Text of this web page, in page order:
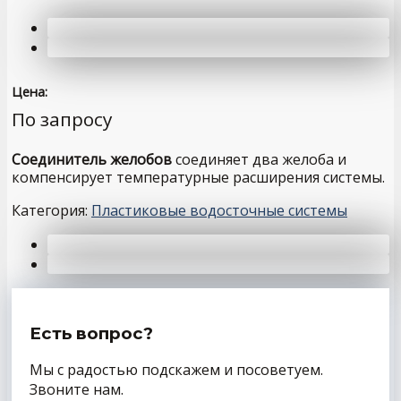
Цена:
По запросу
Соединитель желобовсоединяет два желоба и
компенсирует температурные расширения системы.
Категория: Пластиковые водосточные системы
Есть вопрос?
Мы с радостью подскажем и посоветуем.
Звоните нам.